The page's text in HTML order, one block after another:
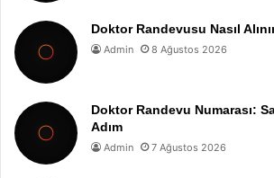
Doktor Randevusu Nasıl
Admin 8 Ağustos 2026
Doktor Randevu Numarası:
Adım
Admin 7 Ağustos 2026